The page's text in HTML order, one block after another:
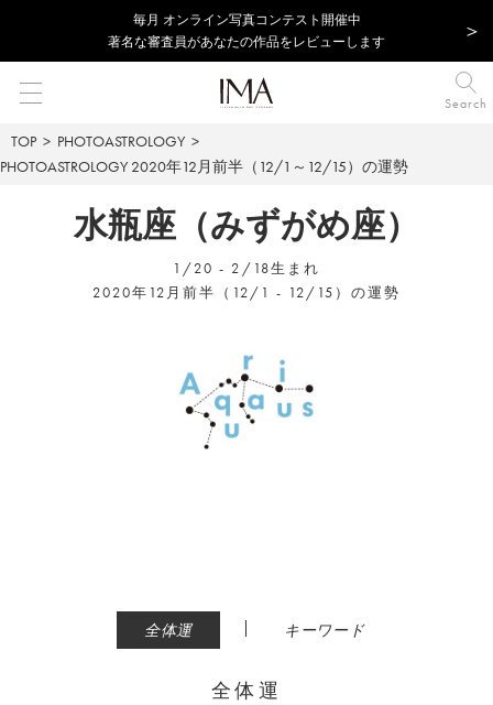
毎⽉ オンライン写真コンテスト開催中
著名な審査員があなたの作品をレビューします
Search
TOP
PHOTOASTROLOGY
PHOTOASTROLOGY 2020年12月前半（12/1～12/15）の運勢
水瓶座（みずがめ座）
1/20 - 2/18生まれ
2020年12月前半（12/1 - 12/15）の運勢
全体運 | キーワード
全体運